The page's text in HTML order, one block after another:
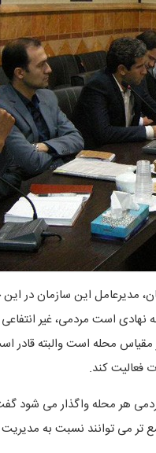
مدیرعامل این سازمان در این
است مردمی، غیر انتفاعی
محله است والبته قادر
فعالیت کند.
هر محله واگذار می شود
می توانند نسبت به مدیریت